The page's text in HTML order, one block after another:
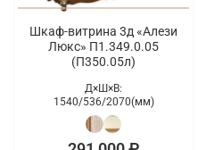
Шкаф-витрина 3д «Алези
Люкс» П1.349.0.05
(П350.05л)
Д×Ш×В:
1540/536/2070(мм)